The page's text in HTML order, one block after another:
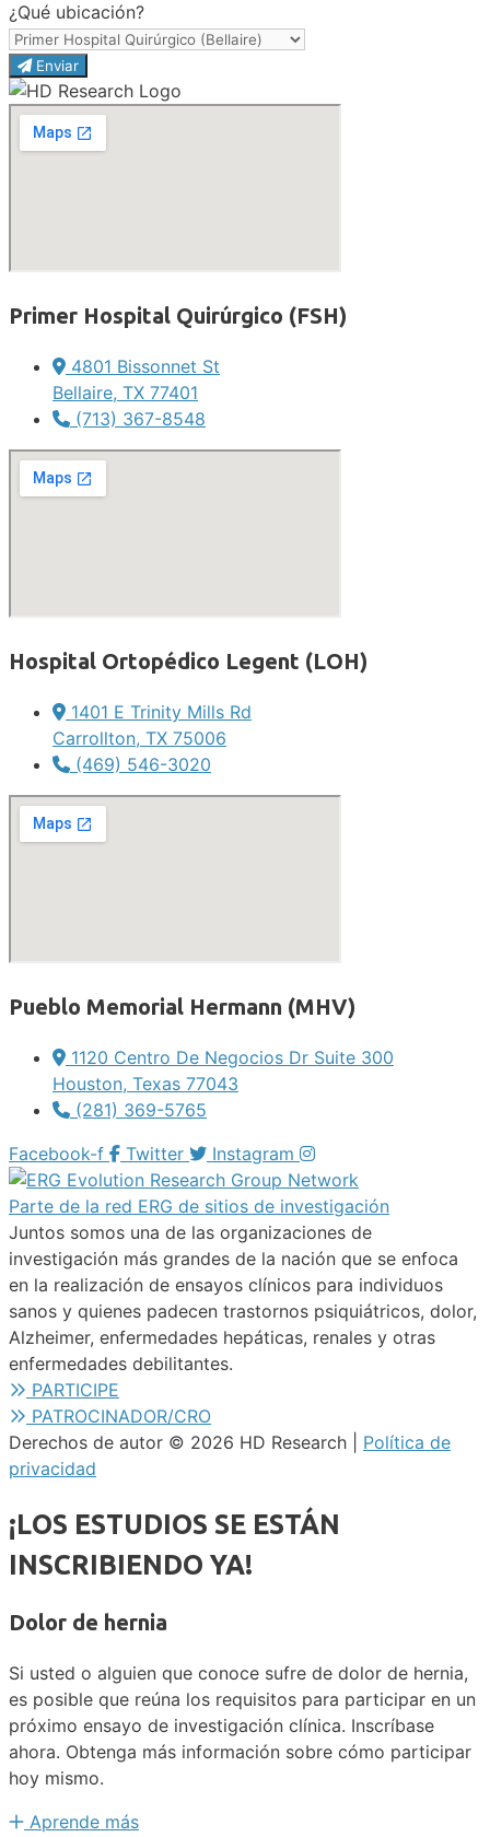
¿Qué ubicación?
Enviar
Primer Hospital Quirúrgico (FSH)
4801 Bissonnet St
Bellaire, TX 77401
(713) 367-8548
Hospital Ortopédico Legent (LOH)
1401 E Trinity Mills Rd
Carrollton, TX 75006
(469) 546-3020
Pueblo Memorial Hermann (MHV)
1120 Centro De Negocios Dr Suite 300
Houston, Texas 77043
(281) 369-5765
Facebook-f
Twitter Instagram
Parte de la red ERG de sitios de investigación
Juntos somos una de las organizaciones de
investigación más grandes de la nación que se enfoca
en la realización de ensayos clínicos para individuos
sanos y quienes padecen trastornos psiquiátricos, dolor,
Alzheimer, enfermedades hepáticas, renales y otras
enfermedades debilitantes.
PARTICIPE
PATROCINADOR/CRO
Derechos de autor © 2026 HD Research | Política de
privacidad
¡LOS ESTUDIOS SE ESTÁN
INSCRIBIENDO YA!
Dolor de hernia
Si usted o alguien que conoce sufre de dolor de hernia,
es posible que reúna los requisitos para participar en un
próximo ensayo de investigación clínica. Inscríbase
ahora. Obtenga más información sobre cómo participar
hoy mismo.
Aprende más